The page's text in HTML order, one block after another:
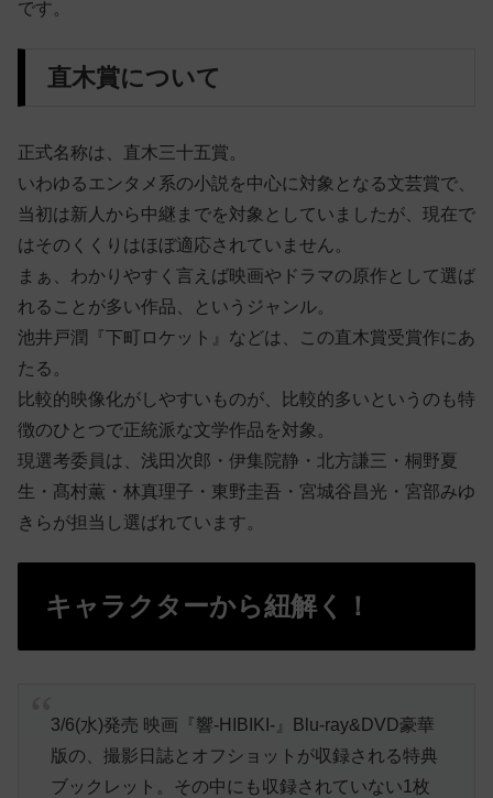
です。
直木賞について
正式名称は、直木三十五賞。
いわゆるエンタメ系の小説を中心に対象となる文芸賞で、
当初は新人から中継までを対象としていましたが、現在で
はそのくくりはほぼ適応されていません。
まぁ、わかりやすく言えば映画やドラマの原作として選ば
れることが多い作品、というジャンル。
池井戸潤『下町ロケット』などは、この直木賞受賞作にあ
たる。
比較的映像化がしやすいものが、比較的多いというのも特
徴のひとつで正統派な文学作品を対象。
現選考委員は、浅田次郎・伊集院静・北方謙三・桐野夏
生・髙村薫・林真理子・東野圭吾・宮城谷昌光・宮部みゆ
きらが担当し選ばれています。
キャラクターから紐解く！
3/6(水)発売 映画『響-HIBIKI-』Blu-ray&DVD豪華
版の、撮影日誌とオフショットが収録される特典
ブックレット。その中にも収録されていない1枚